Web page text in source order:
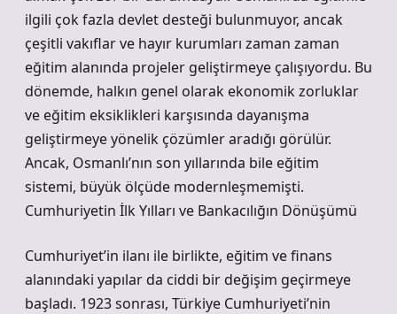
ilgili çok fazla devlet desteği bulunmuyor, ancak
çeşitli vakıflar ve hayır kurumları zaman zaman
eğitim alanında projeler geliştirmeye çalışıyordu. Bu
dönemde, halkın genel olarak ekonomik zorluklar
ve eğitim eksiklikleri karşısında dayanışma
geliştirmeye yönelik çözümler aradığı görülür.
Ancak, Osmanlı’nın son yıllarında bile eğitim
sistemi, büyük ölçüde modernleşmemişti.
Cumhuriyetin İlk Yılları ve Bankacılığın Dönüşümü
Cumhuriyet’in ilanı ile birlikte, eğitim ve finans
alanındaki yapılar da ciddi bir değişim geçirmeye
başladı. 1923 sonrası, Türkiye Cumhuriyeti’nin